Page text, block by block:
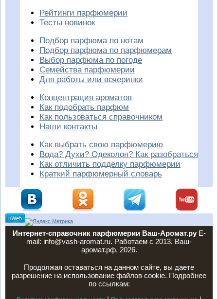
Рейтинги парфюмерии
Тесты новинок
Подбор парфюма по нотам
Подбор парфюма по парфюмерам
Выбор парфюма по погоде
Семейства парфюмерии
Для работы или вечеринки
Концентрация ароматов
Как подобрать парфюм
Как пользоваться справочником
Наши контакты
Как выбрать свою парфюмерию
Вода? Духи? Одеколон? Как разобраться
Как отличить подделку парфюмерии
Краткий парфюмерный словарь
Интернет-справочник парфюмерии Ваш-Аромат.руE-
mail: info@vash-aromat.ru. Работаем с 2013. Ваш-
аромат.рф, 2026.
Продолжая оставаться на данном сайте, вы даете
разрешение на использование файлов cookie. Подробнее
по ссылкам: